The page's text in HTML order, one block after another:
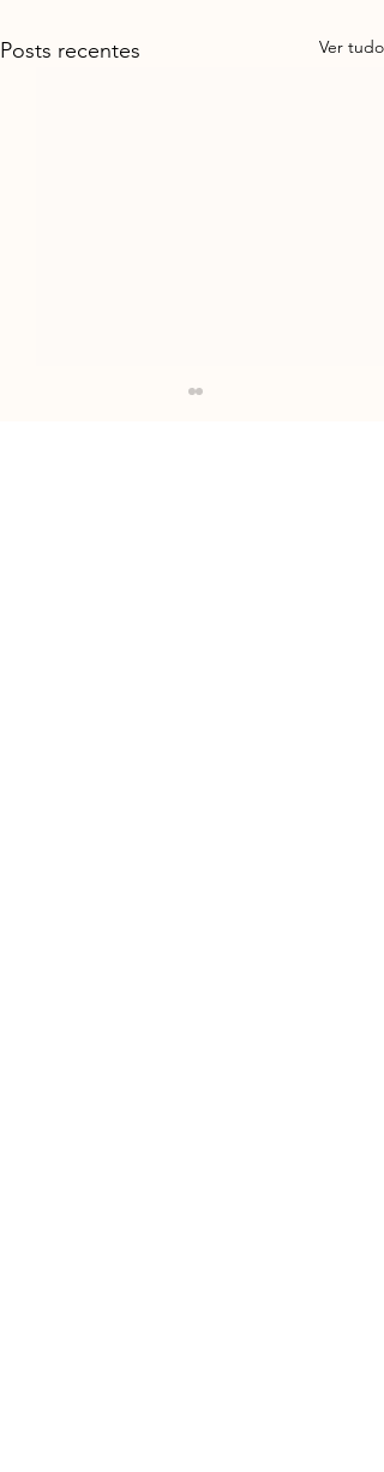
Posts recentes Ver tudo